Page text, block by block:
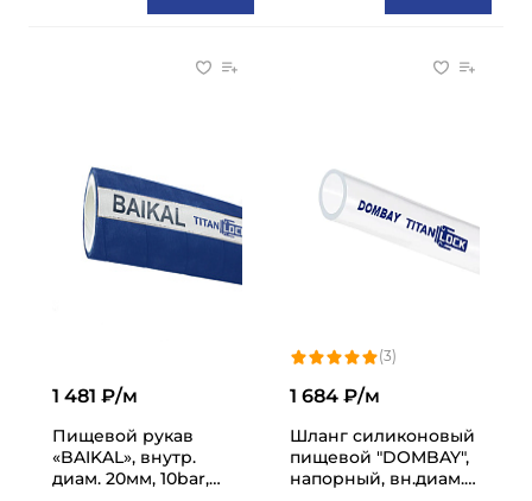
1 481 ₽/м
Пищевой рукав
«BAIKAL», внутр.
диам. 20мм, 10bar,
(3)
1 684 ₽/м
Шланг силиконовый
пищевой "DOMBAY",
напорный, вн.диам.